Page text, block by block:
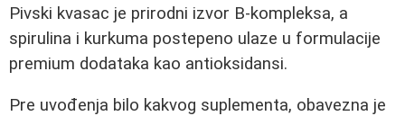
Pivski kvasac je prirodni izvor B-kompleksa, a
spirulina i kurkuma postepeno ulaze u formulacije
premium dodataka kao antioksidansi.
Pre uvođenja bilo kakvog suplementa, obavezna je